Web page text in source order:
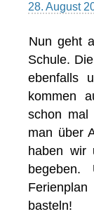
28. August
Nun geht
Schule.
ebenfalls
kommen
schon
man über
haben wir
basteln!